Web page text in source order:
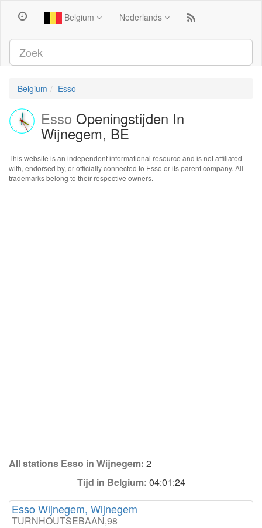
Belgium Nederlands
Belgium Esso
Esso Openingstijden In
Wijnegem, BE
This website is an independent informational resource and is not affiliated
with, endorsed by, or officially connected to Esso or its parent company. All
trademarks belong to their respective owners.
All stations Esso in Wijnegem: 2
Tijd in Belgium: 04:01:24
Esso Wijnegem, Wijnegem
TURNHOUTSEBAAN,98